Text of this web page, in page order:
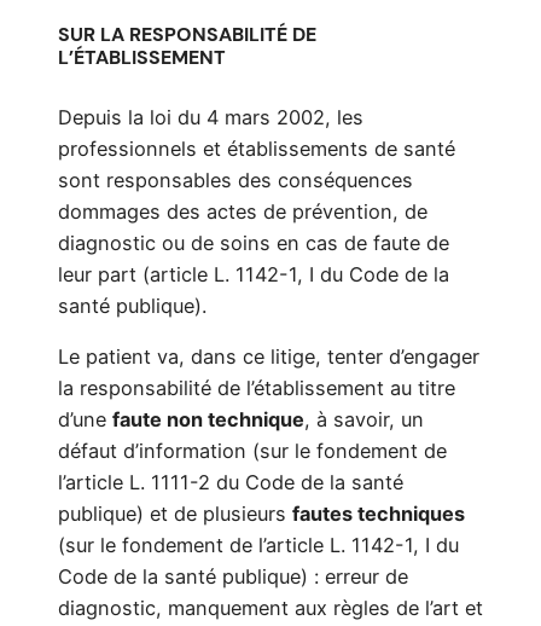
SUR LA RESPONSABILITÉ DE
L’ÉTABLISSEMENT
Depuis la loi du 4 mars 2002, les
professionnels et établissements de santé
sont responsables des conséquences
dommages des actes de prévention, de
diagnostic ou de soins en cas de faute de
leur part (article L. 1142-1, I du Code de la
santé publique).
Le patient va, dans ce litige, tenter d’engager
la responsabilité de l’établissement au titre
d’une faute non technique, à savoir, un
défaut d’information (sur le fondement de
l’article L. 1111-2 du Code de la santé
publique) et de plusieurs fautes techniques
(sur le fondement de l’article L. 1142-1, I du
Code de la santé publique) : erreur de
diagnostic, manquement aux règles de l’art et